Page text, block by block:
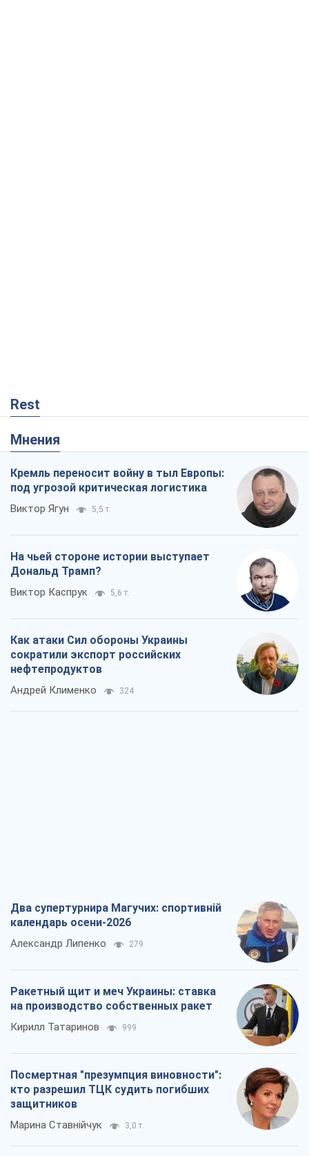
Rest
Мнения
Кремль переносит войну в тыл Европы:
под угрозой критическая логистика
Виктор Ягун 5,5 т.
На чьей стороне истории выступает
Дональд Трамп?
Виктор Каспрук 5,6 т.
Как атаки Сил обороны Украины
сократили экспорт российских
нефтепродуктов
Андрей Клименко 324
Два супертурнира Магучих: спортивній
календарь осени-2026
Александр Липенко 279
Ракетный щит и меч Украины: ставка
на производство собственных ракет
Кирилл Татаринов 999
Посмертная "презумпция виновности":
кто разрешил ТЦК судить погибших
защитников
Марина Ставнійчук 3,0 т.